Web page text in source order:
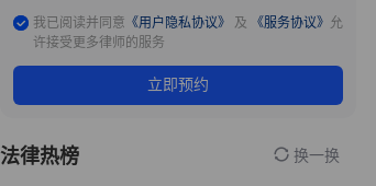
我已阅读并同意 《用户隐私协议》 及 《服务协议》 允
许接受更多律师的服务
立即预约
法律热榜 换一换